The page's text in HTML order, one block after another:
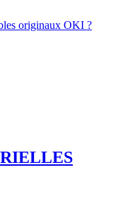
originaux OKI ?